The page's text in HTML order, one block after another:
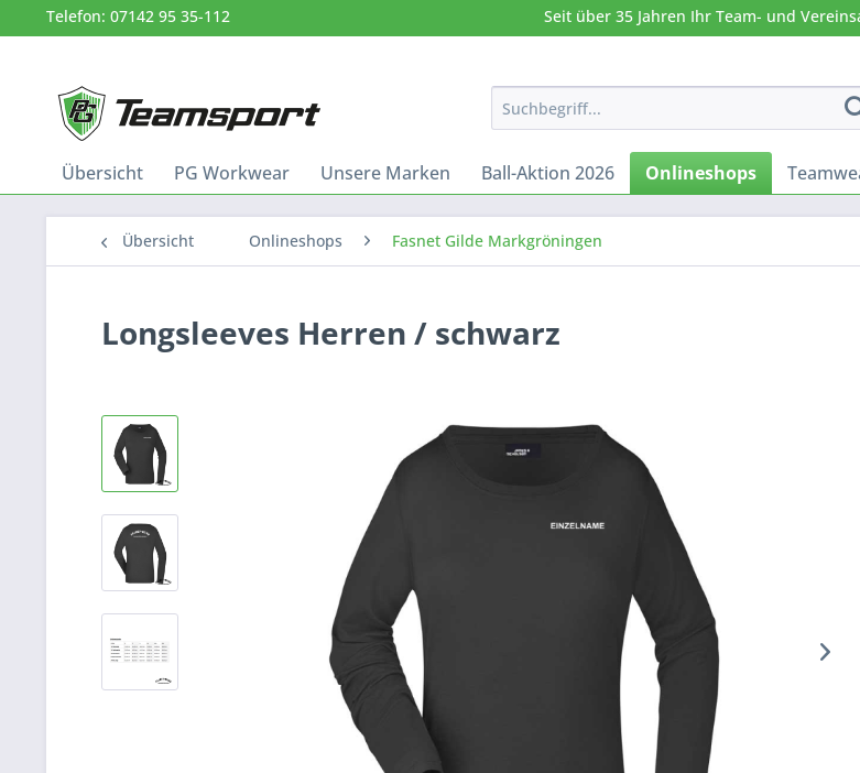
Telefon: 07142 95 35-112 Seit über 35 Jahren Ihr Team- und
Übersicht PG Workwear Unsere Marken Ball-Aktion 2026 Onlineshops
Übersicht Onlineshops Fasnet Gilde Markgröningen
Longsleeves Herren / schwarz